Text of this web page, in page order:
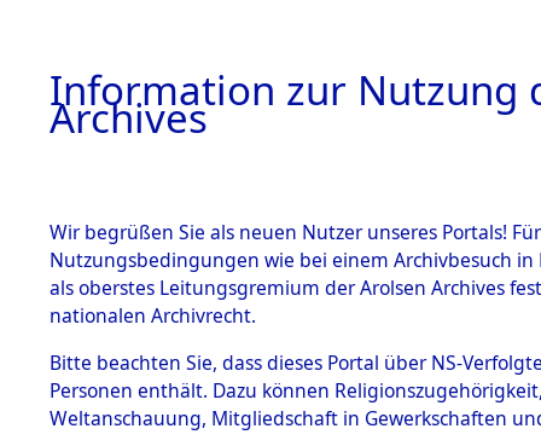
BESTÄNDE
1.
Inhaftierungsdoku
mente
1.2.9 Beim ITS
0004
Information zur Nutzung
Archives
Wir begrüßen Sie als neuen Nutzer unseres Portals!
Nutzungsbedingungen wie bei einem Archivbesuch
als oberstes Leitungsgremium der Arolsen Archives
nationalen Archivrecht.
Bitte beachten Sie, dass dieses Portal über NS-
Personen enthält. Dazu können
Weltanschauung, Mitgliedschaft in Gewerkschaften